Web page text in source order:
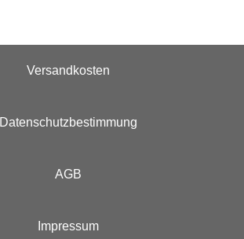
Versandkosten
Datenschutzbestimmung
AGB
Impressum